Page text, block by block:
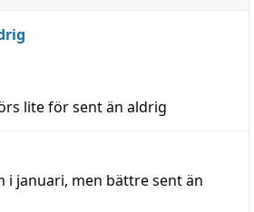
lite för sent än aldrig
i januari, men bättre sent än